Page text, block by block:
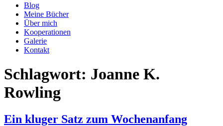
Blog
Meine Bücher
Über mich
Kooperationen
Galerie
Kontakt
Schlagwort: Joanne K.
Rowling
Ein kluger Satz zum Wochenanfang